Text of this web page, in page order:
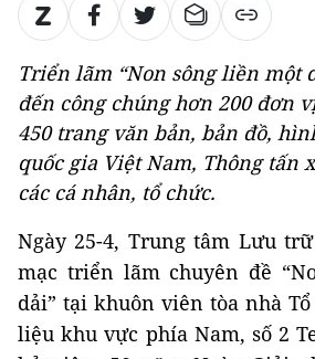
Triển lãm “Non sông liền một
đến công chúng hơn 200 đơn
450 trang văn bản, bản đồ,
quốc gia Việt Nam, Thông tấn
các cá nhân, tổ chức.
Ngày 25-4, Trung tâm Lưu
mạc triển lãm chuyên đề
dải” tại khuôn viên tòa nhà
liệu khu vực phía Nam, số 2